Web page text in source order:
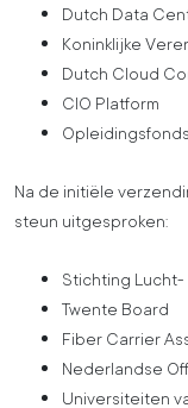
Dutch Data
Koninklijke
Dutch Cloud
CIO Platform
Na de initiële
steun uitgesproken:
Stichting
Twente Board
Fiber Carrier
Nederlandse
Universiteiten